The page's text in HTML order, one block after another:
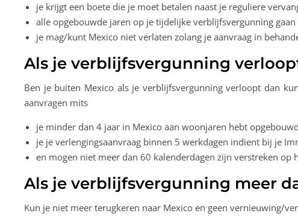
je krijgt een boete die je moet betalen naast je reguliere
alle opgebouwde jaren op je tijdelijke verblijfsvergunning
je mag/kunt Mexico niet verlaten zolang je aanvraag in
Als je verblijfsvergunning
Ben je buiten Mexico als je verblijfsvergunning verloopt dan
aanvragen mits
je minder dan 4 jaar in Mexico aan woonjaren hebt
je je verlengingsaanvraag binnen 5 werkdagen indient bij je
en mogen niet meer dan 60 kalenderdagen zijn verstreken
Als je verblijfsvergunning meer
Kun je niet meer terugkeren naar Mexico en geen vernieuwing/